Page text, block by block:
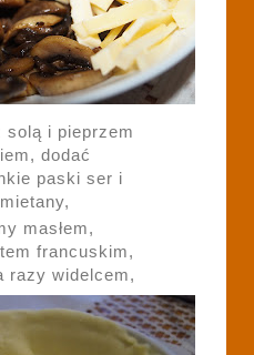
solą i pieprzem
dodać
paski ser i
masłem,
francuskim,
razy widelcem,